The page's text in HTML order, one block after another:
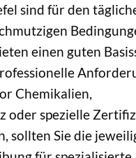
sind für den
einen guten
Chemikalien,
oder spezielle
sollten Sie die